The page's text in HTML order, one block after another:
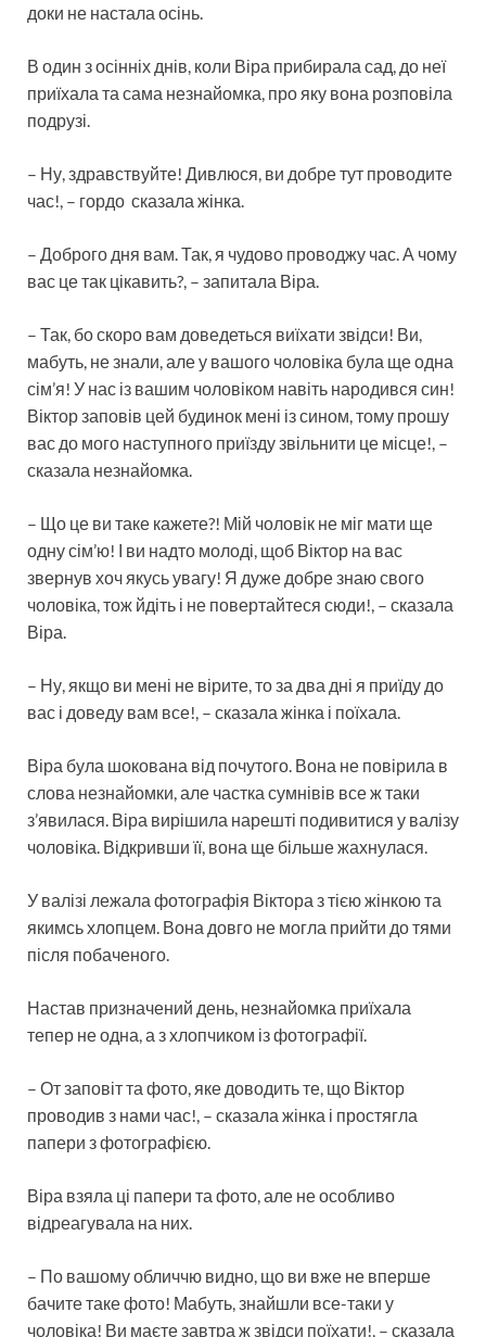
доки не настала осінь.
В один з осінніх днів, коли Віра прибирала сад, до неї
приїхала та сама незнайомка, про яку вона розповіла
подрузі.
– Ну, здравствуйте! Дивлюся, ви добре тут проводите
час!, – гордо сказала жінка.
– Доброго дня вам. Так, я чудово проводжу час. А чому
вас це так цікавить?, – запитала Віра.
– Так, бо скоро вам доведеться виїхати звідси! Ви,
мабуть, не знали, але у вашого чоловіка була ще одна
сім’я! У нас із вашим чоловіком навіть народився син!
Віктор заповів цей будинок мені із сином, тому прошу
вас до мого наступного приїзду звільнити це місце!, –
сказала незнайомка.
– Що це ви таке кажете?! Мій чоловік не міг мати ще
одну сім’ю! І ви надто молоді, щоб Віктор на вас
звернув хоч якусь увагу! Я дуже добре знаю свого
чоловіка, тож йдіть і не повертайтеся сюди!, – сказала
Віра.
– Ну, якщо ви мені не вірите, то за два дні я приїду до
вас і доведу вам все!, – сказала жінка і поїхала.
Віра була шокована від почутого. Вона не повірила в
слова незнайомки, але частка сумнівів все ж таки
з’явилася. Віра вирішила нарешті подивитися у валізу
чоловіка. Відкривши її, вона ще більше жахнулася.
У валізі лежала фотографія Віктора з тією жінкою та
якимсь хлопцем. Вона довго не могла прийти до тями
після побаченого.
Настав призначений день, незнайомка приїхала
тепер не одна, а з хлопчиком із фотографії.
– От заповіт та фото, яке доводить те, що Віктор
проводив з нами час!, – сказала жінка і простягла
папери з фотографією.
Віра взяла ці папери та фото, але не особливо
відреагувала на них.
– По вашому обличчю видно, що ви вже не вперше
бачите таке фото! Мабуть, знайшли все-таки у
чоловіка! Ви маєте завтра ж звідси поїхати!, – сказала